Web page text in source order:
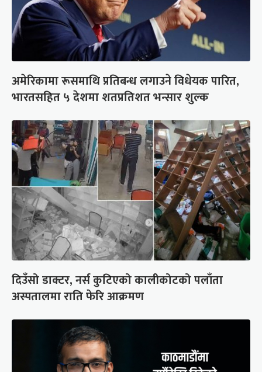
अमेरिकामा रूसमाथि प्रतिबन्ध लगाउने विधेयक पारित,
भारतसहित ५ देशमा शतप्रतिशत भन्सार शुल्क
दिउँसो डाक्टर, नर्स कुटिएको कालीकोटको पलाँता
अस्पतालमा राति फेरि आक्रमण